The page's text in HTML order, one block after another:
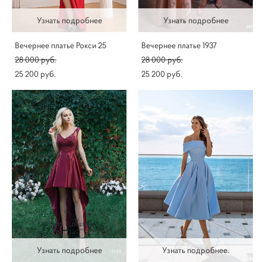
Узнать подробнее
Вечернее платье Рокси 25
28 000 pуб.
25 200 pуб.
Узнать подробнее
Вечернее платье 1937
28 000 pуб.
25 200 pуб.
Узнать подробнее Узнать подробнее.